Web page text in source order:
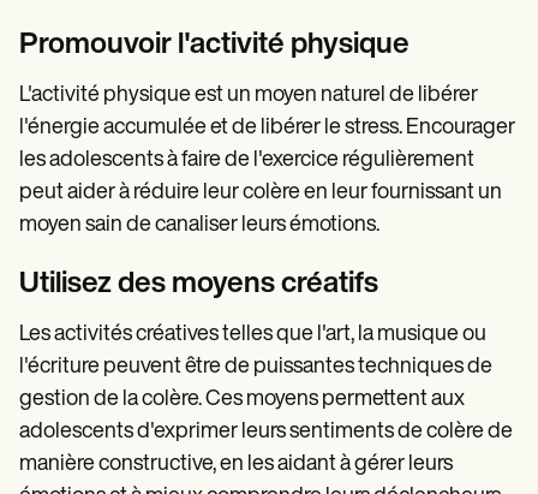
Promouvoir l'activité physique
L'activité physique est un moyen naturel de libérer
l'énergie accumulée et de libérer le stress. Encourager
les adolescents à faire de l'exercice régulièrement
peut aider à réduire leur colère en leur fournissant un
moyen sain de canaliser leurs émotions.
Utilisez des moyens créatifs
Les activités créatives telles que l'art, la musique ou
l'écriture peuvent être de puissantes techniques de
gestion de la colère. Ces moyens permettent aux
adolescents d'exprimer leurs sentiments de colère de
manière constructive, en les aidant à gérer leurs